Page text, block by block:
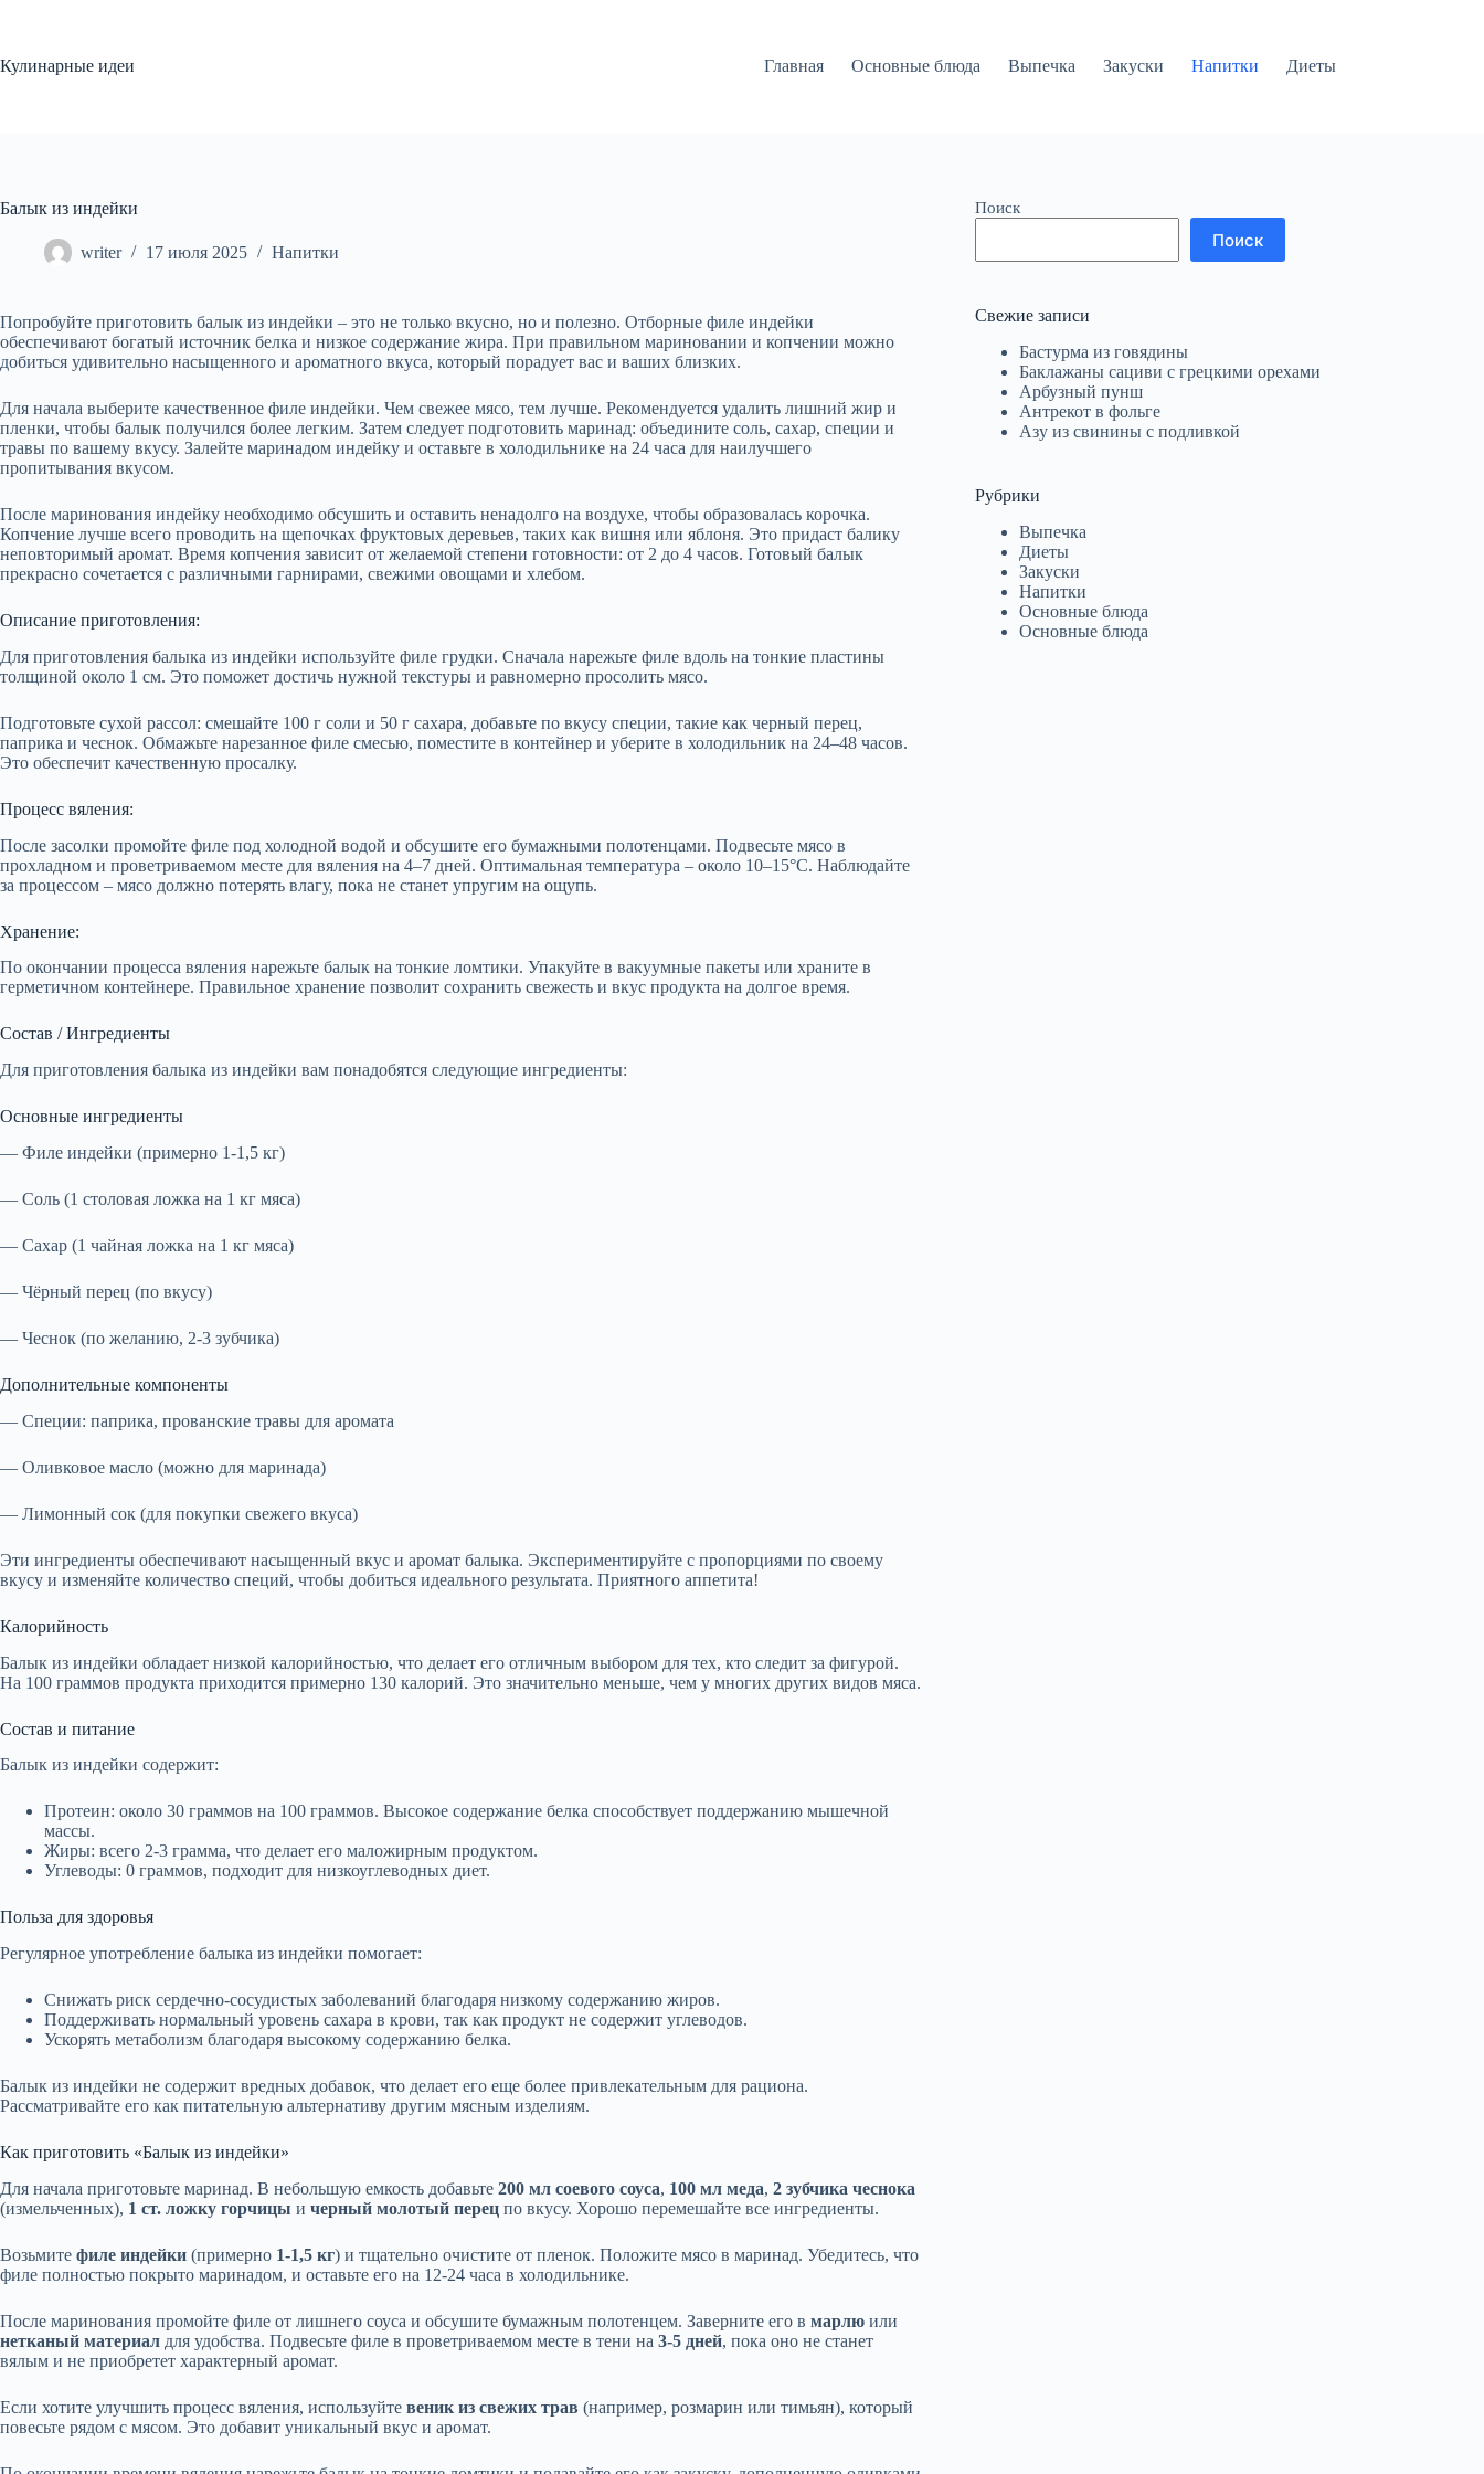
Кулинарные идеи
Главная Основные блюда Выпечка Закуски Напитки Диеты
Балык из индейки
writer 17 июля 2025 Напитки
Попробуйте приготовить балык из индейки – это не только вкусно, но и полезно. Отборные филе индейки
обеспечивают богатый источник белка и низкое содержание жира. При правильном мариновании и копчении можно
добиться удивительно насыщенного и ароматного вкуса, который порадует вас и ваших близких.
Для начала выберите качественное филе индейки. Чем свежее мясо, тем лучше. Рекомендуется удалить лишний жир и
пленки, чтобы балык получился более легким. Затем следует подготовить маринад: объедините соль, сахар, специи и
травы по вашему вкусу. Залейте маринадом индейку и оставьте в холодильнике на 24 часа для наилучшего
пропитывания вкусом.
После маринования индейку необходимо обсушить и оставить ненадолго на воздухе, чтобы образовалась корочка.
Копчение лучше всего проводить на щепочках фруктовых деревьев, таких как вишня или яблоня. Это придаст балику
неповторимый аромат. Время копчения зависит от желаемой степени готовности: от 2 до 4 часов. Готовый балык
прекрасно сочетается с различными гарнирами, свежими овощами и хлебом.
Описание приготовления:
Для приготовления балыка из индейки используйте филе грудки. Сначала нарежьте филе вдоль на тонкие пластины
толщиной около 1 см. Это поможет достичь нужной текстуры и равномерно просолить мясо.
Подготовьте сухой рассол: смешайте 100 г соли и 50 г сахара, добавьте по вкусу специи, такие как черный перец,
паприка и чеснок. Обмажьте нарезанное филе смесью, поместите в контейнер и уберите в холодильник на 24–48 часов.
Это обеспечит качественную просалку.
Процесс вяления:
После засолки промойте филе под холодной водой и обсушите его бумажными полотенцами. Подвесьте мясо в
прохладном и проветриваемом месте для вяления на 4–7 дней. Оптимальная температура – около 10–15°C. Наблюдайте
за процессом – мясо должно потерять влагу, пока не станет упругим на ощупь.
Хранение:
По окончании процесса вяления нарежьте балык на тонкие ломтики. Упакуйте в вакуумные пакеты или храните в
герметичном контейнере. Правильное хранение позволит сохранить свежесть и вкус продукта на долгое время.
Состав / Ингредиенты
Для приготовления балыка из индейки вам понадобятся следующие ингредиенты:
Основные ингредиенты
— Филе индейки (примерно 1-1,5 кг)
— Соль (1 столовая ложка на 1 кг мяса)
— Сахар (1 чайная ложка на 1 кг мяса)
— Чёрный перец (по вкусу)
— Чеснок (по желанию, 2-3 зубчика)
Дополнительные компоненты
— Специи: паприка, прованские травы для аромата
— Оливковое масло (можно для маринада)
— Лимонный сок (для покупки свежего вкуса)
Эти ингредиенты обеспечивают насыщенный вкус и аромат балыка. Экспериментируйте с пропорциями по своему
вкусу и изменяйте количество специй, чтобы добиться идеального результата. Приятного аппетита!
Калорийность
Балык из индейки обладает низкой калорийностью, что делает его отличным выбором для тех, кто следит за фигурой.
На 100 граммов продукта приходится примерно 130 калорий. Это значительно меньше, чем у многих других видов мяса.
Состав и питание
Балык из индейки содержит:
Протеин: около 30 граммов на 100 граммов. Высокое содержание белка способствует поддержанию мышечной
массы.
Жиры: всего 2-3 грамма, что делает его маложирным продуктом.
Углеводы: 0 граммов, подходит для низкоуглеводных диет.
Польза для здоровья
Регулярное употребление балыка из индейки помогает:
Снижать риск сердечно-сосудистых заболеваний благодаря низкому содержанию жиров.
Поддерживать нормальный уровень сахара в крови, так как продукт не содержит углеводов.
Ускорять метаболизм благодаря высокому содержанию белка.
Балык из индейки не содержит вредных добавок, что делает его еще более привлекательным для рациона.
Рассматривайте его как питательную альтернативу другим мясным изделиям.
Как приготовить «Балык из индейки»
Для начала приготовьте маринад. В небольшую емкость добавьте 200 мл соевого соуса, 100 мл меда, 2 зубчика чеснока
(измельченных), 1 ст. ложку горчицы и черный молотый перец по вкусу. Хорошо перемешайте все ингредиенты.
Возьмите филе индейки (примерно 1-1,5 кг) и тщательно очистите от пленок. Положите мясо в маринад. Убедитесь, что
филе полностью покрыто маринадом, и оставьте его на 12-24 часа в холодильнике.
После маринования промойте филе от лишнего соуса и обсушите бумажным полотенцем. Заверните его в марлю или
нетканый материал для удобства. Подвесьте филе в проветриваемом месте в тени на 3-5 дней, пока оно не станет
вялым и не приобретет характерный аромат.
Если хотите улучшить процесс вяления, используйте веник из свежих трав (например, розмарин или тимьян), который
повесьте рядом с мясом. Это добавит уникальный вкус и аромат.
Поиск
Поиск
Свежие записи
Бастурма из говядины
Баклажаны сациви с грецкими орехами
Арбузный пунш
Антрекот в фольге
Азу из свинины с подливкой
Рубрики
Выпечка
Диеты
Закуски
Напитки
Основные блюда
Основные блюда